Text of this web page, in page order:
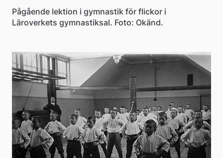
Pågående lektion i gymnastik för flickor i
Läroverkets gymnastiksal. Foto: Okänd.